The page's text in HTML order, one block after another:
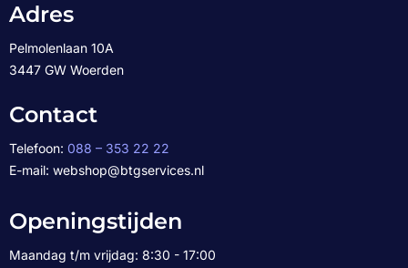
Adres
Pelmolenlaan 10A
3447 GW Woerden
Contact
Telefoon: 088 – 353 22 22
E-mail: webshop@btgservices.nl
Openingstijden
Maandag t/m vrijdag: 8:30 - 17:00